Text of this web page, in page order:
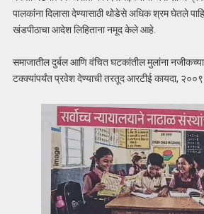
पालकांना दिलासा देण्यासाठी थोडेसे अधिक श्रम घेतले
खंडपीठाचा आदेश लिहिताना नमूद केले आहे.
समाजातील दुर्बल आणि वंचित घटकांतील मुलांना
टक्क्यांपर्यंत प्रवेश देण्याची तरतूद आरटीई कायदा,